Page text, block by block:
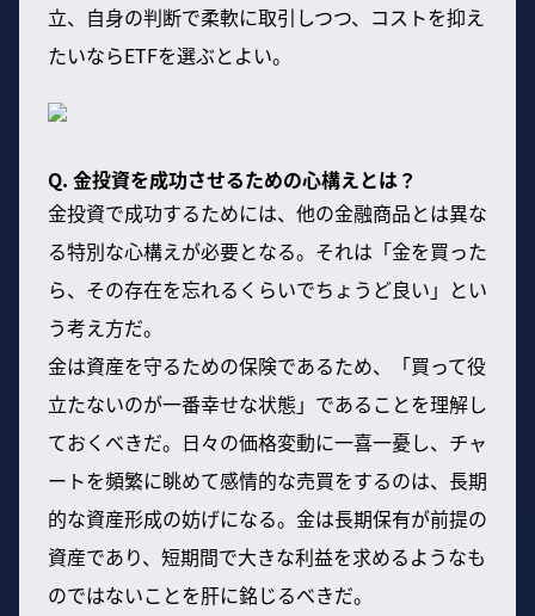
立、自身の判断で柔軟に取引しつつ、コストを抑え
たいならETFを選ぶとよい。
Q. 金投資を成功させるための心構えとは？
金投資で成功するためには、他の金融商品とは異な
る特別な心構えが必要となる。それは「金を買った
ら、その存在を忘れるくらいでちょうど良い」とい
う考え方だ。
金は資産を守るための保険であるため、「買って役
立たないのが一番幸せな状態」であることを理解し
ておくべきだ。日々の価格変動に一喜一憂し、チャ
ートを頻繁に眺めて感情的な売買をするのは、長期
的な資産形成の妨げになる。金は長期保有が前提の
資産であり、短期間で大きな利益を求めるようなも
のではないことを肝に銘じるべきだ。